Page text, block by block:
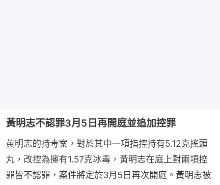
黃明志不認罪3月5日再開庭並追加控罪
黃明志的持毒案，對於其中一項指控持有5.12克搖頭
丸，改控為擁有1.57克冰毒，黃明志在庭上對兩項控
罪皆不認罪，案件將定於3月5日再次開庭。黃明志被